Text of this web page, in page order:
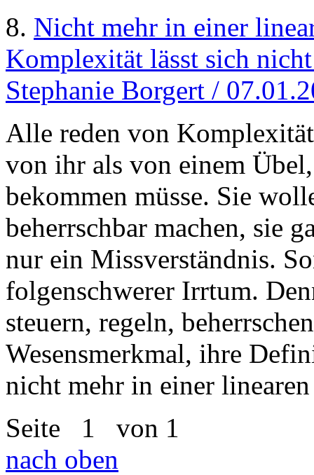
8. Nicht mehr in einer
Komplexität lässt sich
Stephanie Borgert /
Alle reden von
von ihr als von einem
bekommen müsse. Sie
beherrschbar machen, sie
nur ein Missverständnis.
folgenschwerer Irrtum.
steuern, regeln,
Wesensmerkmal, ihre
nicht mehr in einer
Seite 1 von 1
nach oben